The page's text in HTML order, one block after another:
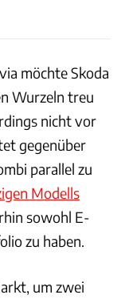
möchte Skoda
Wurzeln treu
nicht vor
gegenüber
parallel zu
Modells
sowohl E-
zu haben.
um zwei